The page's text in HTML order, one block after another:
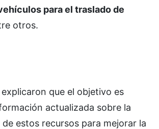
para el traslado de
otros.
explicaron que el objetivo es
actualizada sobre la
estos recursos para mejorar la